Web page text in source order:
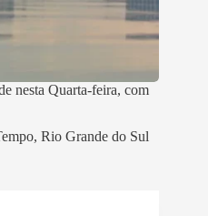
nesta Quarta-feira, com
, Rio Grande do Sul